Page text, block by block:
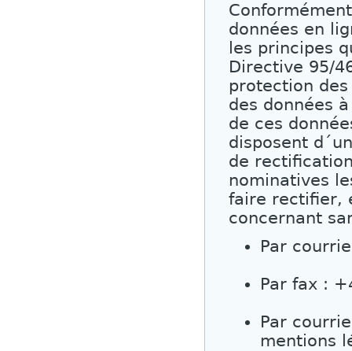
données en
les principes
Directive 95/
protection
des données
de ces
disposent
de
nominatives
faire rectifier,
concernant
Par
Par fax :
Par
mentions